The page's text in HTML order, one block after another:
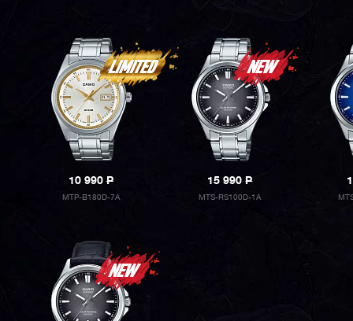
10 990P
MTP-B180D-7A
15 990P
MTS-RS100D-1A